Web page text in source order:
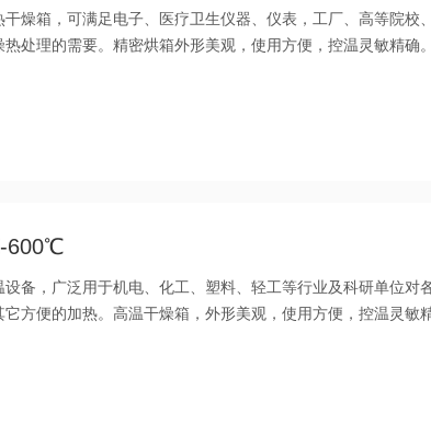
燥箱，可满足电子、医疗卫生仪器、仪表，工厂、高等院校
处理的需要。精密烘箱外形美观，使用方便，控温灵敏精确
600℃
备，广泛用于机电、化工、塑料、轻工等行业及科研单位对
方便的加热。高温干燥箱，外形美观，使用方便，控温灵敏